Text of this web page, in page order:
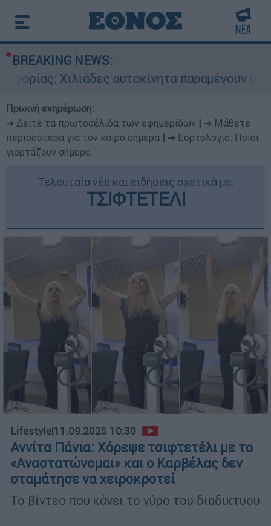
BREAKING NEWS:
αυτοκίνητα παραμένουν
Πρωινή ενημέρωση:
➔ Δείτε τα πρωτοσέλιδα των εφημερίδων
➔ Μάθετε
περισσότερα για τον καιρό σήμερα
➔ Εορτολόγιο: Ποιοι
γιορτάζουν σήμερα
Τελευταία νέα και ειδήσεις σχετικά με:
ΤΣΙΦΤΕΤΕΛΙ
Lifestyle|11.09.2025 10:30
Αννίτα Πάνια: Χόρεψε τσιφτετέλι με το
«Αναστατώνομαι» και ο Καρβέλας δεν
σταμάτησε να χειροκροτεί
Το βίντεο που κάνει το γύρο του διαδικτύου